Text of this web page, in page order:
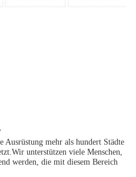
Ausrüstung mehr als hundert Städte
unterstützen viele Menschen,
werden, die mit diesem Bereich